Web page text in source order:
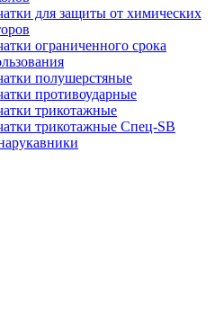
для защиты от химических
ограниченного срока
полушерстяные
противоударные
трикотажные
трикотажные Спец-SB